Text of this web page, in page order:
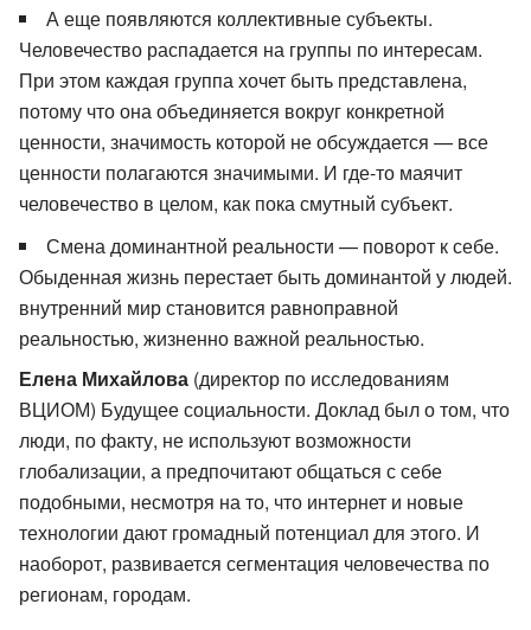
А еще появляются коллективные субъекты.
Человечество распадается на группы по интересам.
При этом каждая группа хочет быть представлена,
потому что она объединяется вокруг конкретной
ценности, значимость которой не обсуждается — все
ценности полагаются значимыми. И где-то маячит
человечество в целом, как пока смутный субъект.
Смена доминантной реальности — поворот к себе.
Обыденная жизнь перестает быть доминантой у людей.
внутренний мир становится равноправной
реальностью, жизненно важной реальностью.
Елена Михайлова (директор по исследованиям
ВЦИОМ) Будущее социальности. Доклад был о том, что
люди, по факту, не используют возможности
глобализации, а предпочитают общаться с себе
подобными, несмотря на то, что интернет и новые
технологии дают громадный потенциал для этого. И
наоборот, развивается сегментация человечества по
регионам, городам.